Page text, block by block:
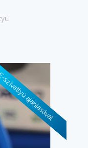
ajánlásával